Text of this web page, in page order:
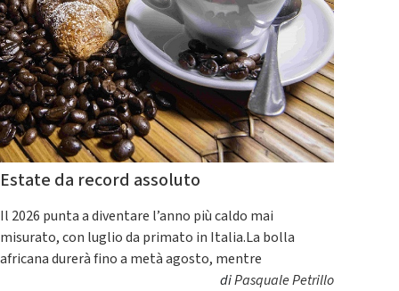
Estate da record assoluto
Il 2026 punta a diventare l’anno più caldo mai
misurato, con luglio da primato in Italia.La bolla
africana durerà fino a metà agosto, mentre
diPasquale Petrillo